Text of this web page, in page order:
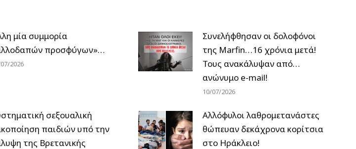
μία συμμορία
προσφύγων»…
2026
Συνελήφθησαν οι δολοφόνοι
της Marfin…16 χρόνια μετά!
Τους ανακάλυψαν από…
ανώνυμο e-mail!
10/07/2026
σεξουαλική
παιδιών υπό την
της Βρετανικής
Αλλόφυλοι λαθρομετανάστες
θώπευαν δεκάχρονα κορίτσια
στο Ηράκλειο!